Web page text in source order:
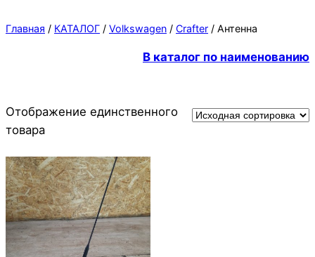
Главная / КАТАЛОГ / Volkswagen / Crafter / Антенна
В каталог по наименованию
Отображение единственного
товара